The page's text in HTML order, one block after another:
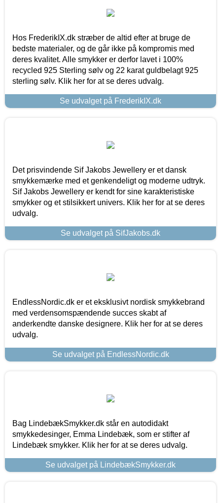
Hos FrederikIX.dk stræber de altid efter at bruge de
bedste materialer, og de går ikke på kompromis med
deres kvalitet. Alle smykker er derfor lavet i 100%
recycled 925 Sterling sølv og 22 karat guldbelagt 925
sterling sølv. Klik her for at se deres udvalg.
Se udvalget på FrederikIX.dk
Det prisvindende Sif Jakobs Jewellery er et dansk
smykkemærke med et genkendeligt og moderne udtryk.
Sif Jakobs Jewellery er kendt for sine karakteristiske
smykker og et stilsikkert univers. Klik her for at se deres
udvalg.
Se udvalget på SifJakobs.dk
EndlessNordic.dk er et eksklusivt nordisk smykkebrand
med verdensomspændende succes skabt af
anderkendte danske designere. Klik her for at se deres
udvalg.
Se udvalget på EndlessNordic.dk
Bag LindebækSmykker.dk står en autodidakt
smykkedesinger, Emma Lindebæk, som er stifter af
Lindebæk smykker. Klik her for at se deres udvalg.
Se udvalget på LindebækSmykker.dk